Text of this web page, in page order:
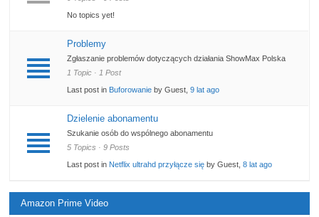
No topics yet!
Problemy
Zgłaszanie problemów dotyczących działania ShowMax Polska
1 Topic · 1 Post
Last post in Buforowanie by Guest,9 lat ago
Dzielenie abonamentu
Szukanie osób do wspólnego abonamentu
5 Topics · 9 Posts
Last post in Netflix ultrahd przyłącze się by Guest,8 lat ago
Amazon Prime Video